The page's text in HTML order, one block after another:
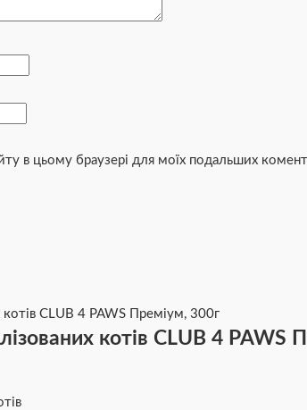
в цьому браузері для моїх подальших
котів CLUB 4 PAWS